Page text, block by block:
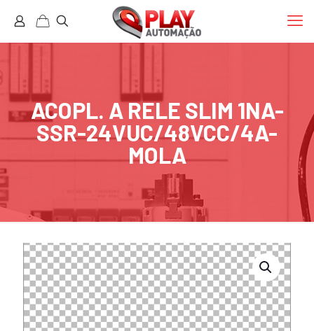
ACOPL. A RELE SLIM 1NA-
SSR-24VUC/48VCC/4A-
MOLA